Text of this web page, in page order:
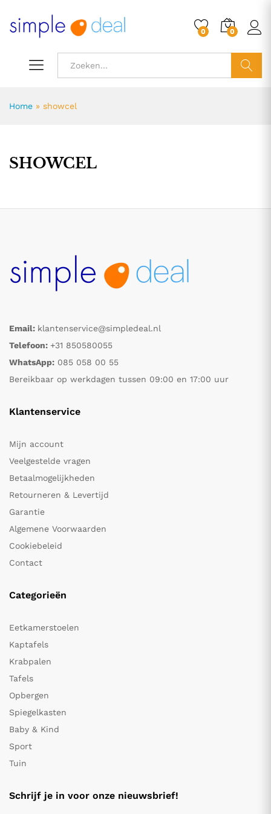
0 0
Home » showcel
SHOWCEL
Email: klantenservice@simpledeal.nl
Telefoon: +31 850580055
WhatsApp: 085 058 00 55
Bereikbaar op werkdagen tussen 09:00 en 17:00 uur
Klantenservice
Mijn account
Veelgestelde vragen
Betaalmogelijkheden
Retourneren & Levertijd
Garantie
Algemene Voorwaarden
Cookiebeleid
Contact
Categorieën
Eetkamerstoelen
Kaptafels
Krabpalen
Tafels
Opbergen
Spiegelkasten
Baby & Kind
Sport
Tuin
Schrijf je in voor onze nieuwsbrief!